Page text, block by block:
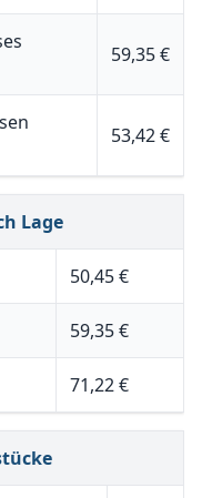
59,35 €
53,42 €
Lage
50,45 €
59,35 €
71,22 €